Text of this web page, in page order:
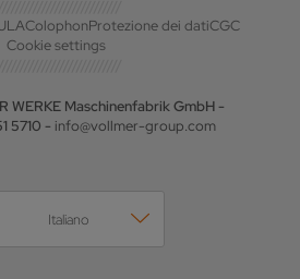
ColophonProtezione dei datiCGC
Cookie settings
WERKE Maschinenfabrik GmbH -
5710 - info@vollmer-group.com
Italiano